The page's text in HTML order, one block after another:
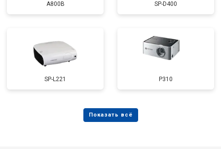
A800B SP-D400
SP-L221 P310